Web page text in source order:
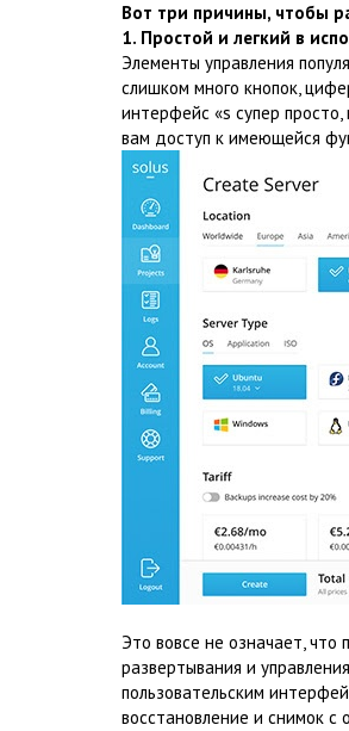
Вот три причины, чтобы
1. Простой и легкий в
Элементы управления
слишком много кнопок,
интерфейс «s супер
вам доступ к имеющейся
Это вовсе не означает,
развертывания и
пользовательским
восстановление и снимок с